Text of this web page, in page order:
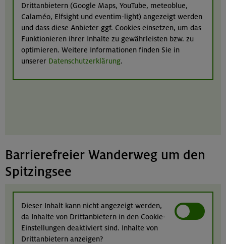
Drittanbietern (Google Maps, YouTube, meteoblue,
Calaméo, Elfsight und eventim-light) angezeigt werden
und dass diese Anbieter ggf. Cookies einsetzen, um das
Funktionieren ihrer Inhalte zu gewährleisten bzw. zu
optimieren. Weitere Informationen finden Sie in
unserer Datenschutzerklärung.
Barrierefreier Wanderweg um den
Spitzingsee
Dieser Inhalt kann nicht angezeigt werden,
da Inhalte von Drittanbietern in den Cookie-
Einstellungen deaktiviert sind. Inhalte von
Drittanbietern anzeigen?